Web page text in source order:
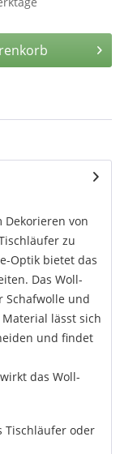
Dekorieren von
zu
Optik bietet das
Das Woll-
Schafwolle und
lässt sich
und findet
das Woll-
Tischläufer oder